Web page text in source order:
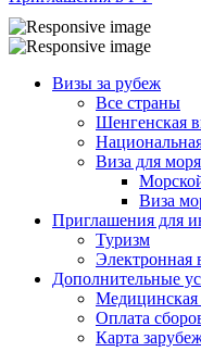
Визы за рубеж
Все страны
Шенгенская
Виза для
Виза
Приглашения для
Туризм
Электронная
Дополнительные
Медицинская
Оплата
Карта